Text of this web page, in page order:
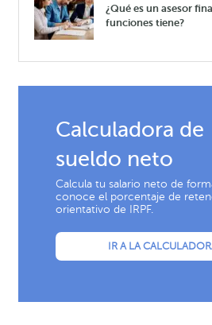
¿Qué es un asesor
funciones tiene?
Calculadora de
sueldo neto
Calcula tu salario neto de
conoce el porcentaje de
orientativo de IRPF.
IR A LA